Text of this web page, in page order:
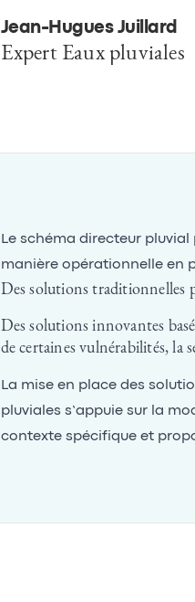
Jean-Hugues Juillard
Expert Eaux pluviales
Le schéma directeur
manière opérationnelle en
Des solutions traditionnelles
Des solutions innovantes
de certaines vulnérabilités, la
La mise en place des
pluviales s’appuie sur la
contexte spécifique et